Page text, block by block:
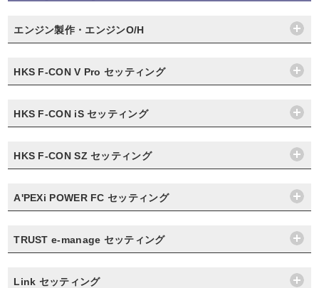
エンジン製作・エンジンO/H
HKS F-CON V Pro セッティング
HKS F-CON iS セッティング
HKS F-CON SZ セッティング
A'PEXi POWER FC セッティング
TRUST e-manage セッティング
Link セッティング